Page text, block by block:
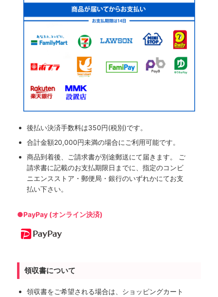
後払い決済手数料は350円(税別)です。
合計金額20,000円未満の場合にご利用可能です。
商品到着後、ご請求書が別途郵送にて届きます。 ご
請求書に記載のお支払期限日までに、指定のコンビ
ニエンスストア・郵便局・銀行のいずれかにてお支
払い下さい。
●PayPay (オンライン決済)
領収書について
領収書をご希望される場合は、ショッピングカート